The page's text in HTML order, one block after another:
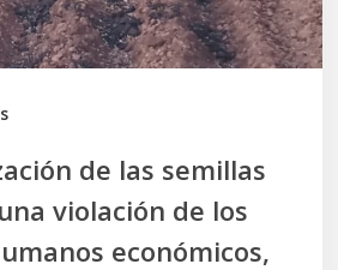
de las semillas
violación de los
económicos,